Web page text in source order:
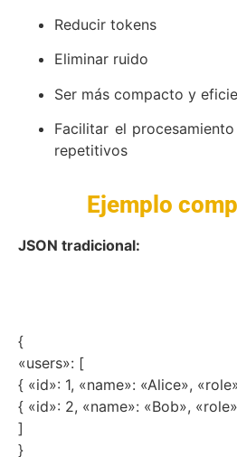
Reducir tokens
Eliminar ruido
Ser más compacto y
Facilitar el
repetitivos
Ejemplo
JSON tradicional:
{
«users»: [
{ «id»: 1, «name»: «Alice»,
{ «id»: 2, «name»: «Bob»,
]
}